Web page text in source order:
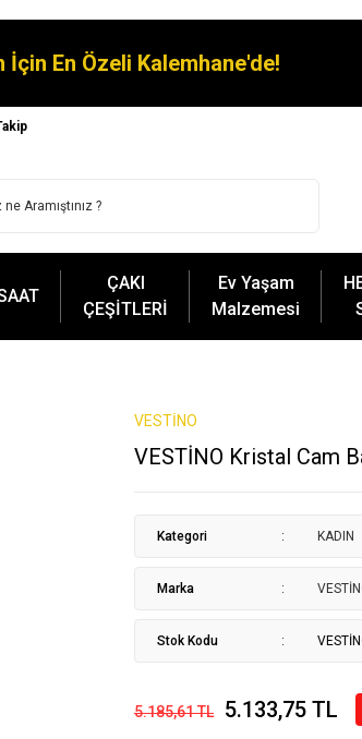
İçin En Özeli Kalemhane'de!
ÇAKI
ÇEŞİTLERİ
Ev Yaşam
Malzemesi
VESTİNO
VESTİNO Kristal Cam
Kategori KADIN
Marka
Stok Kodu
5.185,61 TL 5.133,75 TL